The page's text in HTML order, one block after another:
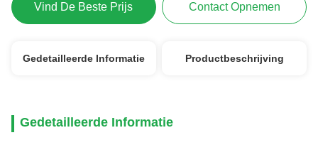
Vind De Beste Prijs Contact Opnemen
Gedetailleerde Informatie Productbeschrijving
Gedetailleerde Informatie